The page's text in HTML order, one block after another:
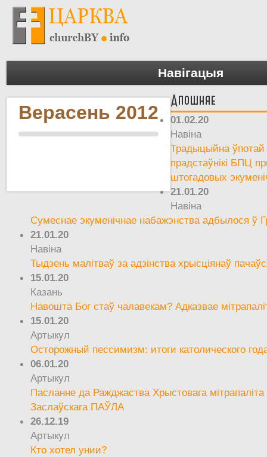
Навігацыя
Верасень 2012
Апошняе
01.02.20
Навіна
Традыцыйна ўпотай
прадстаўнікі БПЦ
штогадовых
21.01.20
Навіна
Сумеснае экуменічнае набажэнства адбылося ў
21.01.20
Навіна
Тыдзень малітваў за адзінства хрысціянаў
15.01.20
Казань
Навошта Бог стаў чалавекам? Адказвае
15.01.20
Артыкул
Осторожный пессимизм: итоги католического
06.01.20
Артыкул
Пасланне да Ражджаства Хрыстовага мітрапаліта
Заслаўскага ПАЎЛА
26.12.19
Артыкул
Кто хотел унии?